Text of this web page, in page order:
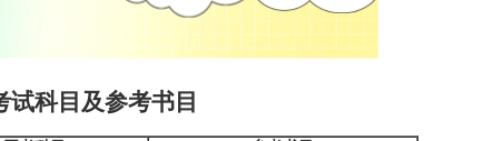
科目及参考书目